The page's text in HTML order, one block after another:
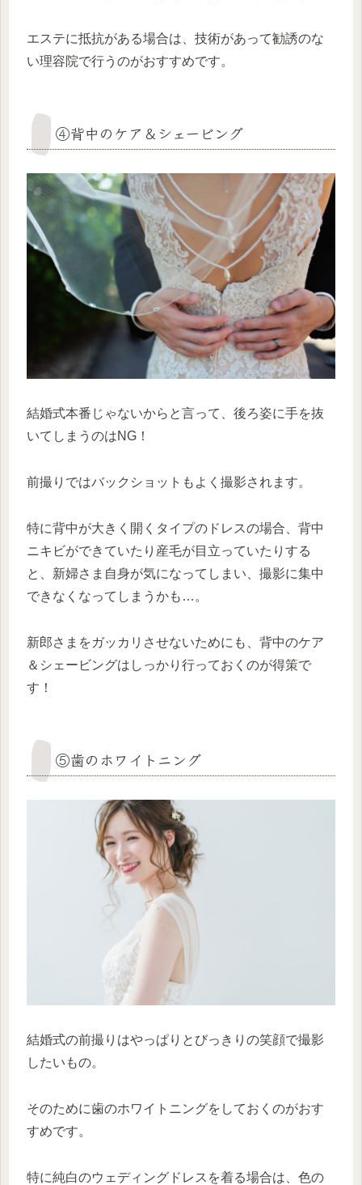
エステに抵抗がある場合は、技術があって勧誘のな
い理容院で行うのがおすすめです。
④背中のケア＆シェービング
結婚式本番じゃないからと言って、後ろ姿に手を抜
いてしまうのはNG！
前撮りではバックショットもよく撮影されます。
特に背中が大きく開くタイプのドレスの場合、背中
ニキビができていたり産毛が目立っていたりする
と、新婦さま自身が気になってしまい、撮影に集中
できなくなってしまうかも…。
新郎さまをガッカリさせないためにも、背中のケア
＆シェービングはしっかり行っておくのが得策で
す！
⑤歯のホワイトニング
結婚式の前撮りはやっぱりとびっきりの笑顔で撮影
したいもの。
そのために歯のホワイトニングをしておくのがおす
すめです。
特に純白のウェディングドレスを着る場合は、色の